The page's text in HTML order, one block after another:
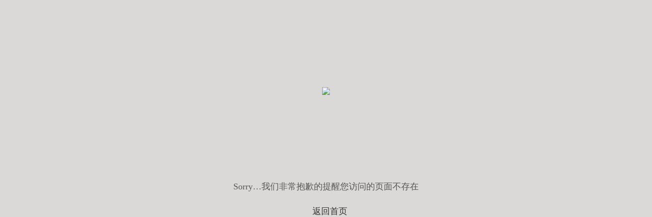
Sorry…我们非常抱歉的提醒您访问的页面不存在
返回首页